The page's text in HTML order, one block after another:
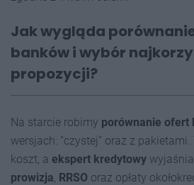
Jak wygląda
banków i wybór
propozycji?
Na starcie robimy porównanie ofert
wersjach: “czystej” oraz z pakietami.
koszt, a ekspert kredytowy
prowizja RRSO oraz opłaty